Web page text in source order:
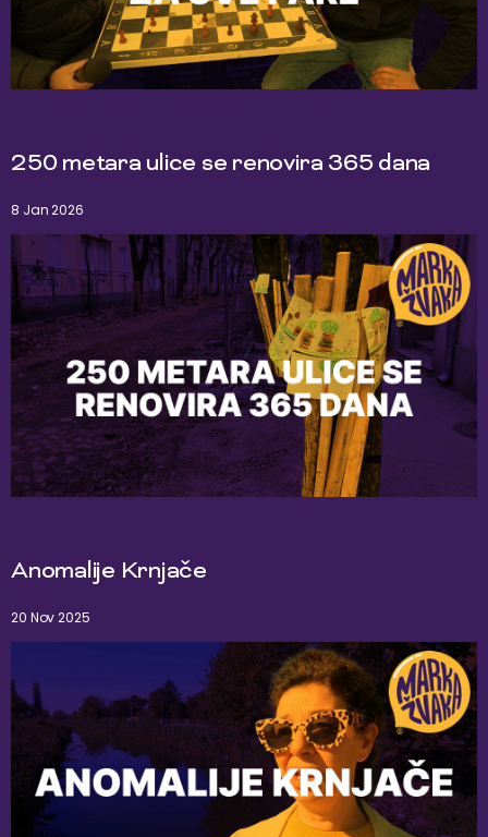
250 metara ulice se renovira 365 dana
8 Jan 2026
Anomalije Krnjače
20 Nov 2025